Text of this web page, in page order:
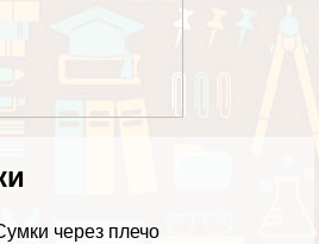
через плечо